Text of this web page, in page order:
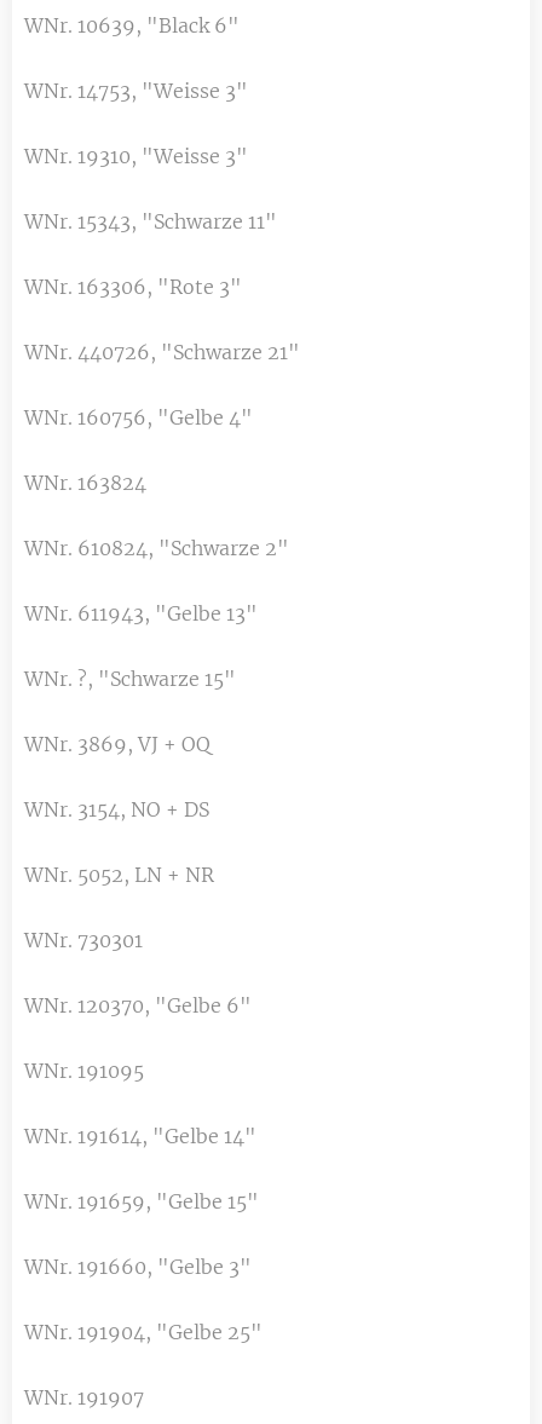
WNr. 10639, "Black 6"
WNr. 14753, "Weisse 3"
WNr. 19310, "Weisse 3"
WNr. 15343, "Schwarze 11"
WNr. 163306, "Rote 3"
WNr. 440726, "Schwarze 21"
WNr. 160756, "Gelbe 4"
WNr. 163824
WNr. 610824, "Schwarze 2"
WNr. 611943, "Gelbe 13"
WNr. ?, "Schwarze 15"
WNr. 3869, VJ + OQ
WNr. 3154, NO + DS
WNr. 5052, LN + NR
WNr. 730301
WNr. 120370, "Gelbe 6"
WNr. 191095
WNr. 191614, "Gelbe 14"
WNr. 191659, "Gelbe 15"
WNr. 191660, "Gelbe 3"
WNr. 191904, "Gelbe 25"
WNr. 191907